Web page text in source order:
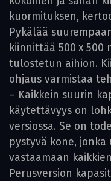
kuormituksen,
Pykälää
kiinnittää 500 x 500
tulostetun aihion.
ohjaus varmistaa
– Kaikkein suurin
käytettävyys on
versiossa. Se on
pystyvä kone,
vastaamaan
Perusversion